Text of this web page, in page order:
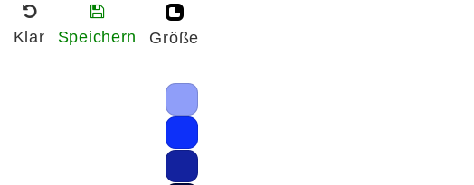
Klar Speichern Größe